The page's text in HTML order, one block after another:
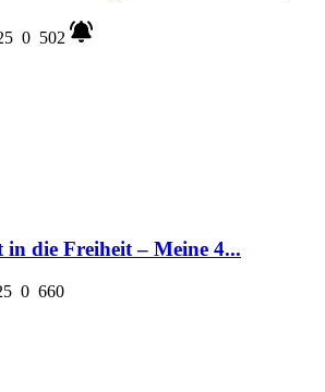
0 502
die Freiheit – Meine 4...
0 660